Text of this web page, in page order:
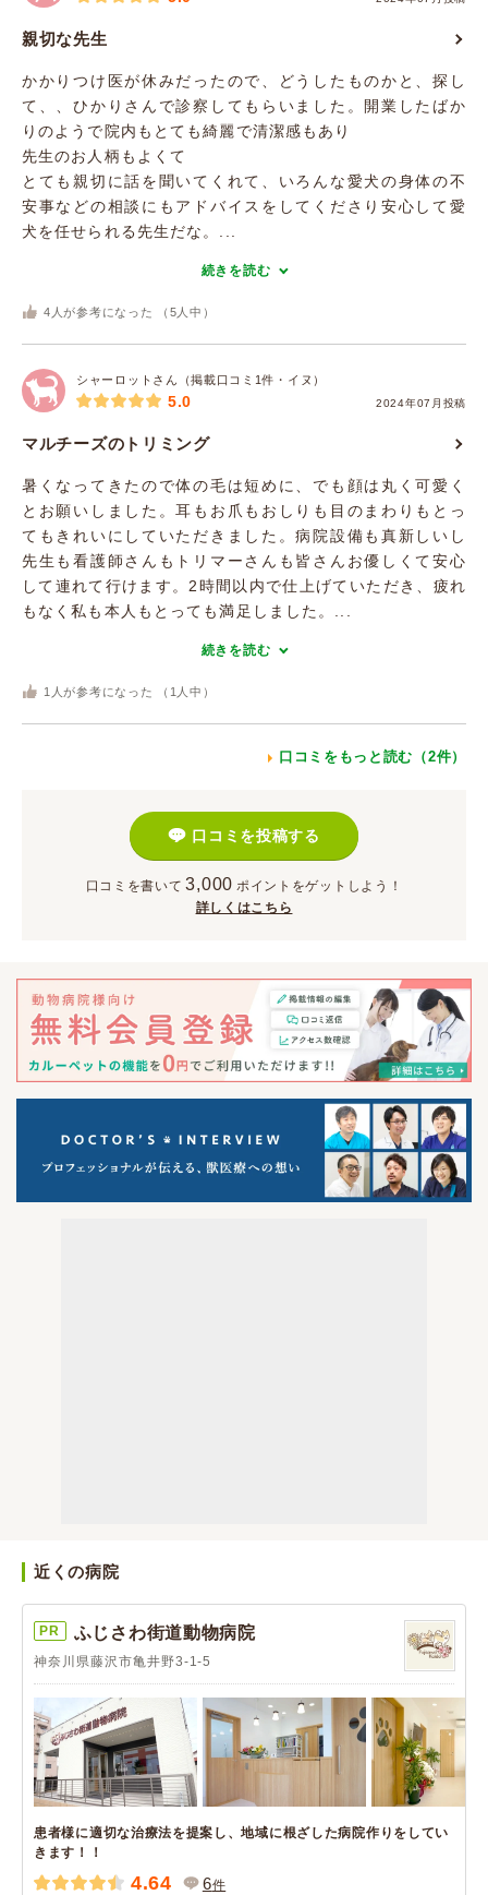
親切な先生
かかりつけ医が休みだったので、どうしたものかと、探し
て、、ひかりさんで診察してもらいました。開業したばか
りのようで院内もとても綺麗で清潔感もあり
先生のお人柄もよくて
とても親切に話を聞いてくれて、いろんな愛犬の身体の不
安事などの相談にもアドバイスをしてくださり安心して愛
犬を任せられる先生だな。...
続きを読む
4 人が参考になった （ 5 人中）
シャーロットさん（掲載口コミ1件・イヌ）
2024年07月投稿
5.0
マルチーズのトリミング
暑くなってきたので体の毛は短めに、でも顔は丸く可愛く
とお願いしました。耳もお爪もおしりも目のまわりもとっ
てもきれいにしていただきました。病院設備も真新しいし
先生も看護師さんもトリマーさんも皆さんお優しくて安心
して連れて行けます。2時間以内で仕上げていただき、疲れ
もなく私も本人もとっても満足しました。...
続きを読む
1 人が参考になった （ 1 人中）
口コミをもっと読む（2件）
口コミを投稿する
口コミを書いて 3,000 ポイント をゲットしよう！
詳しくはこちら
近くの病院
PR ふじさわ街道動物病院
神奈川県藤沢市亀井野3-1-5
患者様に適切な治療法を提案し、地域に根ざした病院作りをしてい
きます！！
4.64 6件